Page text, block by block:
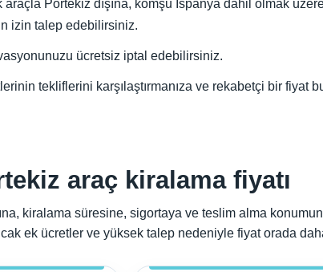
araçla Portekiz dışına, komşu İspanya dahil olmak
izin talep edebilirsiniz.
ücretsiz iptal edebilirsiniz.
tekliflerini karşılaştırmanıza ve rekabetçi bir fiyat
araç kiralama fiyatı
kiralama süresine, sigortaya ve teslim alma
ek ücretler ve yüksek talep nedeniyle fiyat orada